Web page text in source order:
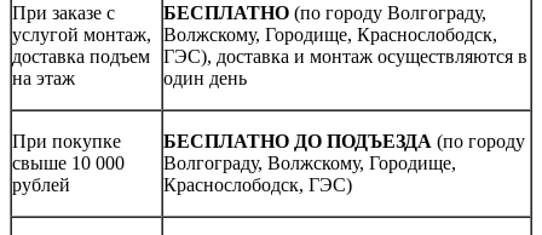
При заказе с
услугой монтаж,
доставка подъем
на этаж
БЕСПЛАТНО (по городу Волгограду,
Волжскому, Городище, Краснослободск,
ГЭС), доставка и монтаж осуществляются в
один день
При покупке
свыше 10 000
рублей
БЕСПЛАТНО ДО ПОДЪЕЗДА (по городу
Волгограду, Волжскому, Городище,
Краснослободск, ГЭС)